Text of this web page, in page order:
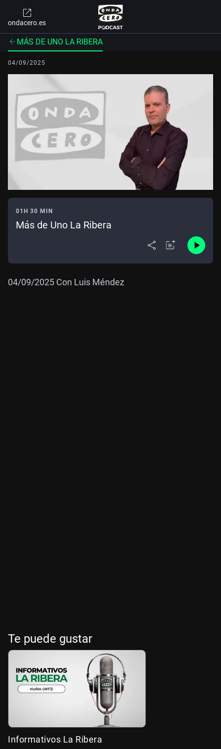
ondacero.es
MÁS DE UNO LA RIBERA
04/09/2025
01H 30 MIN
Más de Uno La Ribera
04/09/2025 Con Luis Méndez
Te puede gustar
Informativos La Ribera